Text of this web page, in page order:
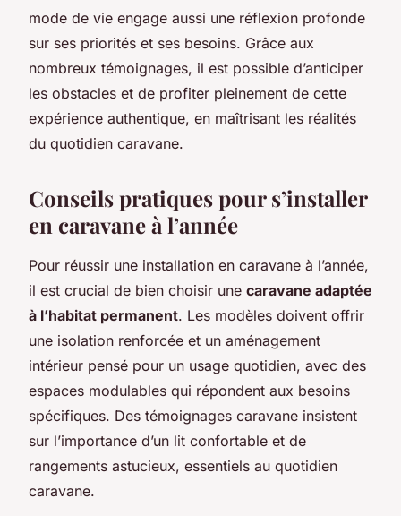
mode de vie engage aussi une réflexion profonde
sur ses priorités et ses besoins. Grâce aux
nombreux témoignages, il est possible d’anticiper
les obstacles et de profiter pleinement de cette
expérience authentique, en maîtrisant les réalités
du quotidien caravane.
Conseils pratiques pour s’installer
en caravane à l’année
Pour réussir une installation en caravane à l’année,
il est crucial de bien choisir une caravane adaptée
à l’habitat permanent. Les modèles doivent offrir
une isolation renforcée et un aménagement
intérieur pensé pour un usage quotidien, avec des
espaces modulables qui répondent aux besoins
spécifiques. Des témoignages caravane insistent
sur l’importance d’un lit confortable et de
rangements astucieux, essentiels au quotidien
caravane.